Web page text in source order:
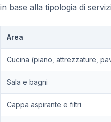
in base alla tipologia di
Area
Cucina (piano, attrezzature,
Sala e bagni
Cappa aspirante e filtri